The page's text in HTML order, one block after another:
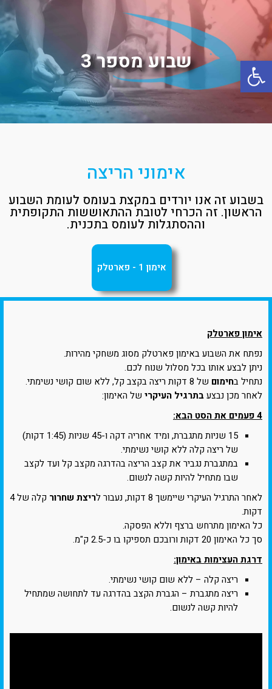
פתח סרגל נגישות שבוע מספר 3
אימוני הריצה
בשבוע זה אנו יורדים במקצת בעומס לעומת השבוע
הראשון. זה הכרחי לטובת ההתאוששות התקופתית
וההסתגלות לעומס בתכנית.
אימון 1 - פארטלק
אימון פארטלק
נפתח את השבוע באימון פארטלק מסוג משחקי מהירות.
ניתן לבצע אותו בכל מסלול שנוח לכם.
נתחיל בחימום של 8 דקות ריצה בקצב קל, ללא שום קושי נשימתי.
לאחר מכן נבצעבתרגיל העיקרי של האימון:
4 פעמים את הסט הבא:
15 שניות מתגברת, ומיד אחריה דקה ו-45 שניות (1:45 דקות)
של ריצה קלה ללא קושי נשימתי.
במתגברת נגביר את קצב הריצה בהדרגה מקצב קל ועד לקצב
שבו מתחיל להיות קשה לנשום.
לאחר התרגיל העיקרי שיימשך 8 דקות, נעבור ל
ריצת שחרור
קלה של 4
דקות.
כל האימון מתרחש ברצף וללא הפסקה.
סך כל האימון 20 דקות ורובכם תספיקו בו כ-2.5 ק"מ.
דרגת העצימות באימון:
ריצה קלה – ללא שום קושי נשימתי.
ריצה מתגברת – הגברת הקצב בהדרגה עד לתחושה שמתחיל
להיות קשה לנשום.